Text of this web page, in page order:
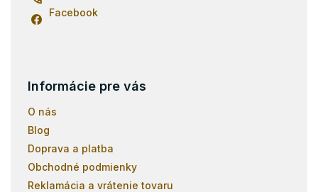
Facebook
Informácie pre vás
O nás
Blog
Doprava a platba
Obchodné podmienky
Reklamácia a vrátenie tovaru